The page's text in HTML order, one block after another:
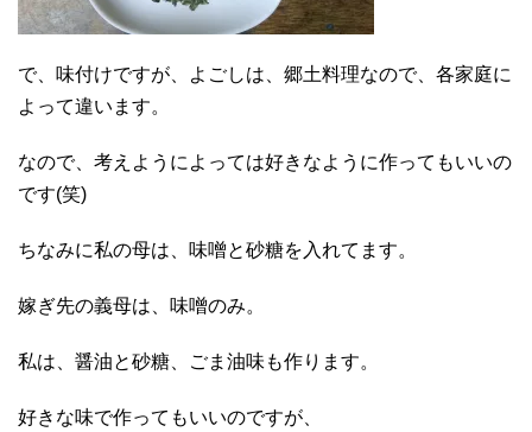
で、味付けですが、よごしは、郷土料理なので、各家庭に
よって違います。
なので、考えようによっては好きなように作ってもいいの
です(笑)
ちなみに私の母は、味噌と砂糖を入れてます。
嫁ぎ先の義母は、味噌のみ。
私は、醤油と砂糖、ごま油味も作ります。
好きな味で作ってもいいのですが、